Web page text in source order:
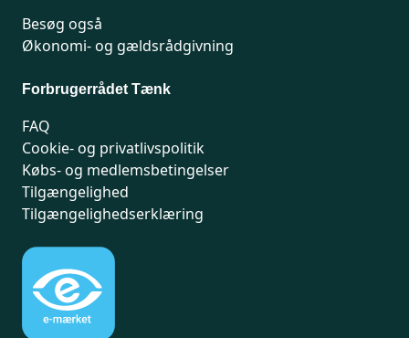
Besøg også
Økonomi- og gældsrådgivning
Forbrugerrådet Tænk
FAQ
Cookie- og privatlivspolitik
Købs- og medlemsbetingelser
Tilgængelighed
Tilgængelighedserklæring